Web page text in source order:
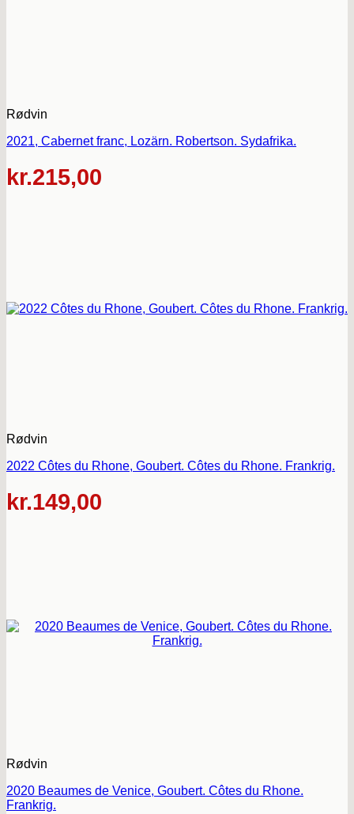
Rødvin
2021, Cabernet franc, Lozärn. Robertson. Sydafrika.
kr.215,00
Rødvin
2022 Côtes du Rhone, Goubert. Côtes du Rhone. Frankrig.
kr.149,00
Rødvin
2020 Beaumes de Venice, Goubert. Côtes du Rhone.
Frankrig.